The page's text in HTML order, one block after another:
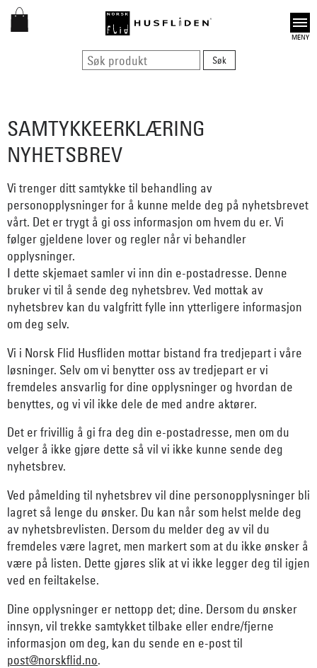
Open
SAMTYKKEERKLÆRING
NYHETSBREV
Vi trenger ditt samtykke til behandling av
personopplysninger for å kunne melde deg på nyhetsbrevet
vårt. Det er trygt å gi oss informasjon om hvem du er. Vi
følger gjeldene lover og regler når vi behandler
opplysninger.
I dette skjemaet samler vi inn din e-postadresse. Denne
bruker vi til å sende deg nyhetsbrev. Ved mottak av
nyhetsbrev kan du valgfritt fylle inn ytterligere informasjon
om deg selv.
Vi i Norsk Flid Husfliden mottar bistand fra tredjepart i våre
løsninger. Selv om vi benytter oss av tredjepart er vi
fremdeles ansvarlig for dine opplysninger og hvordan de
benyttes, og vi vil ikke dele de med andre aktører.
Det er frivillig å gi fra deg din e-postadresse, men om du
velger å ikke gjøre dette så vil vi ikke kunne sende deg
nyhetsbrev.
Ved påmelding til nyhetsbrev vil dine personopplysninger bli
lagret så lenge du ønsker. Du kan når som helst melde deg
av nyhetsbrevlisten. Dersom du melder deg av vil du
fremdeles være lagret, men markert som at du ikke ønsker å
være på listen. Dette gjøres slik at vi ikke legger deg til igjen
ved en feiltakelse.
Dine opplysninger er nettopp det; dine. Dersom du ønsker
innsyn, vil trekke samtykket tilbake eller endre/fjerne
informasjon om deg, kan du sende en e-post til
post@norskflid.no.